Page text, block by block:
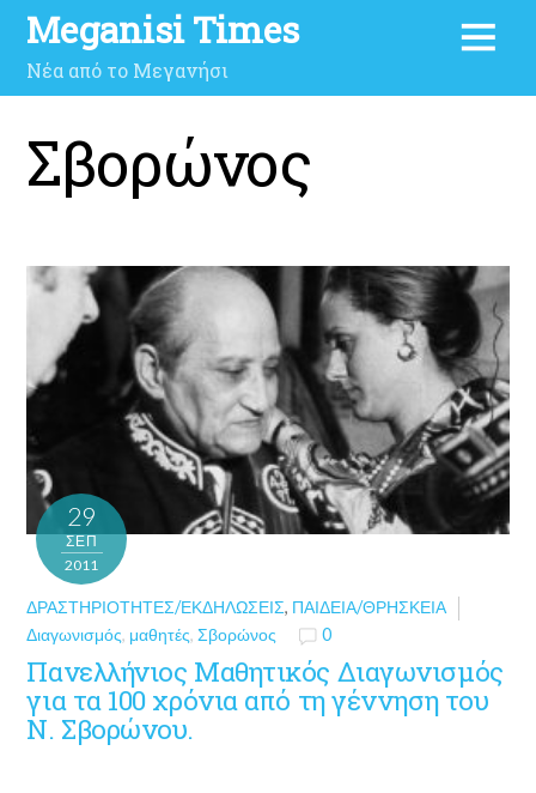
Meganisi Times
Νέα από το Μεγανήσι
Σβορώνος
29
ΣΕΠ
2011
ΔΡΑΣΤΗΡΙΌΤΗΤΕΣ/ΕΚΔΗΛΏΣΕΙΣ, ΠΑΙΔΕΊΑ/ΘΡΗΣΚΕΊΑ
Διαγωνισμός, μαθητές,Σβορώνος 0
Πανελλήνιος Μαθητικός Διαγωνισμός
για τα 100 χρόνια από τη γέννηση του
Ν. Σβορώνου.